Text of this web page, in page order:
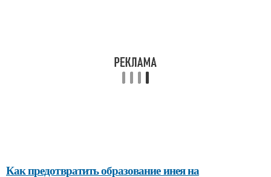
Как предотвратить образование инея на